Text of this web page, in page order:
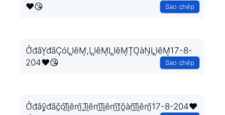
❤️😘
Sao chép
ỞđâY͙đãC͙óL͙I͙êM͙,L͙I͙êM͙L͙I͙êM͙T͙O͙àN͙L͙I͙êM͙17-8-
204❤️😘
Sao chép
Ởđâỹ̰đãc̰̃ól̰̃ḭ̃êm̰̃,l̰̃ḭ̃êm̰̃l̰̃ḭ̃êm̰̃t̰̃õ̰àñ̰l̰̃ḭ̃êm̰̃17-8-204❤️